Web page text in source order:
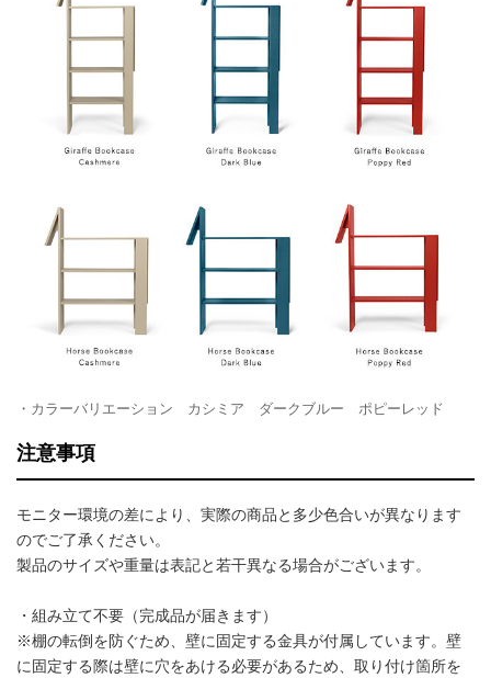
・カラーバリエーション カシミア ダークブルー ポピーレッド
注意事項
モニター環境の差により、実際の商品と多少色合いが異なります
のでご了承ください。
製品のサイズや重量は表記と若干異なる場合がございます。
・組み立て不要（完成品が届きます）
※棚の転倒を防ぐため、壁に固定する金具が付属しています。壁
に固定する際は壁に穴をあける必要があるため、取り付け箇所を